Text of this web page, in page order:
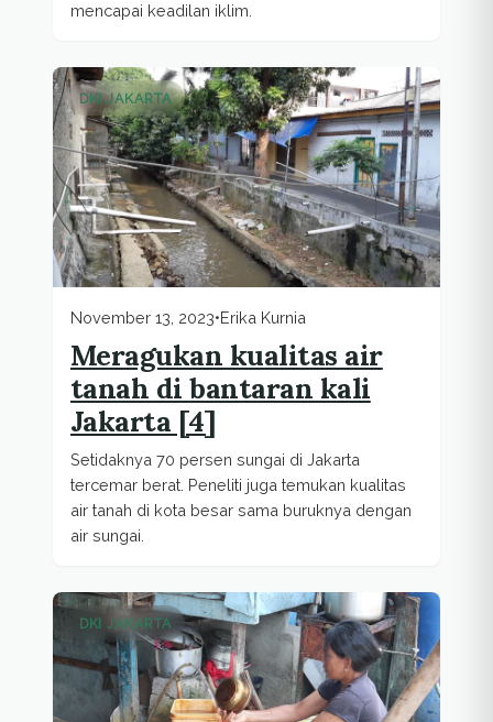
mencapai keadilan iklim.
DKI JAKARTA
November 13, 2023•Erika Kurnia
Meragukan kualitas air
tanah di bantaran kali
Jakarta [4]
Setidaknya 70 persen sungai di Jakarta
tercemar berat. Peneliti juga temukan kualitas
air tanah di kota besar sama buruknya dengan
air sungai.
DKI JAKARTA